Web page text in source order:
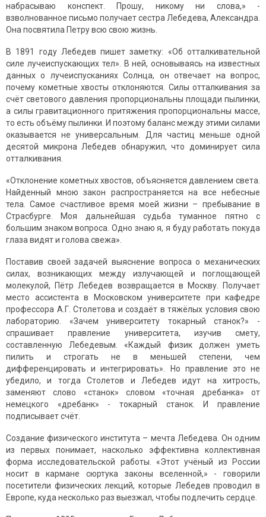
набрасываю конспект. Прошу, никому ни слова,» -
взволнованное письмо получает сестра Лебедева, Александра.
Она посвятила Петру всю свою жизнь.
В 1891 году Лебедев пишет заметку: «Об отталкивательной
силе лучеиспускающих тел». В ней, основываясь на известных
данных о лучеиспусканиях Солнца, он отвечает на вопрос,
почему кометные хвосты отклоняются. Силы отталкивания за
счёт светового давления пропорциональны площади пылинки,
а силы гравитационного притяжения пропорциональны массе,
то есть объёму пылинки. И поэтому баланс между этими силами
оказывается не универсальным. Для частиц меньше одной
десятой микрона Лебедев обнаружил, что доминирует сила
отталкивания.
«Отклонение кометных хвостов, объясняется давлением света.
Найденный мною закон распространяется на все небесные
тела. Самое счастливое время моей жизни – пребывание в
Страсбурге. Моя дальнейшая судьба туманное пятно с
большим знаком вопроса. Одно знаю я, я буду работать покуда
глаза видят и голова свежа».
Поставив своей задачей выяснение вопроса о механических
силах, возникающих между излучающей и поглощающей
молекулой, Пётр Лебедев возвращается в Москву. Получает
место ассистента в Московском университете при кафедре
профессора А.Г. Столетова и создаёт в тяжёлых условия свою
лабораторию. «Зачем университету токарный станок?» -
спрашивает правление университета, изучив смету,
составленную Лебедевым. «Каждый физик должен уметь
пилить и строгать не в меньшей степени, чем
дифференцировать и интегрировать». Но правление это не
убедило, и тогда Столетов и Лебедев идут на хитрость,
заменяют слово «станок» словом «точная дребанка» от
немецкого «дребанк» - токарный станок. И правление
подписывает счёт.
Создание физического института – мечта Лебедева. Он одним
из первых понимает, насколько эффективна коллективная
форма исследовательской работы. «Этот учёный из России
носит в кармане сюртука законы вселенной,» - говорили
посетители физических лекций, которые Лебедев проводил в
Европе, куда несколько раз выезжал, чтобы подлечить сердце.